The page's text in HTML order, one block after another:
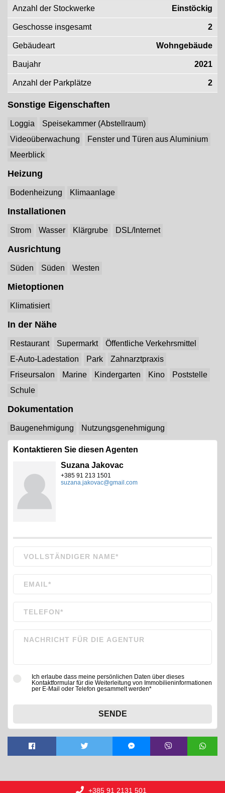
Anzahl der Stockwerke Einstöckig
Geschosse insgesamt 2
Gebäudeart Wohngebäude
Baujahr 2021
Anzahl der Parkplätze 2
Sonstige Eigenschaften
Loggia
Speisekammer (Abstellraum)
Videoüberwachung
Fenster und Türen aus Aluminium
Meerblick
Heizung
Bodenheizung Klimaanlage
Installationen
Strom Wasser Klärgrube DSL/Internet
Ausrichtung
Süden Süden Westen
Mietoptionen
Klimatisiert
In der Nähe
Restaurant Supermarkt
Öffentliche Verkehrsmittel
E-Auto-Ladestation
Park
Zahnarztpraxis
Friseursalon
Marine Kindergarten Kino
Poststelle
Schule
Dokumentation
Baugenehmigung Nutzungsgenehmigung
Kontaktieren Sie diesen Agenten
Suzana Jakovac
+385 91 213 1501
suzana.jakovac@gmail.com
Ich erlaube dass meine persönlichen Daten über dieses
Kontaktformular für die Weiterleitung von Immobilieninformationen
per E-Mail oder Telefon gesammelt werden*
SENDE
+385 91 2131 501